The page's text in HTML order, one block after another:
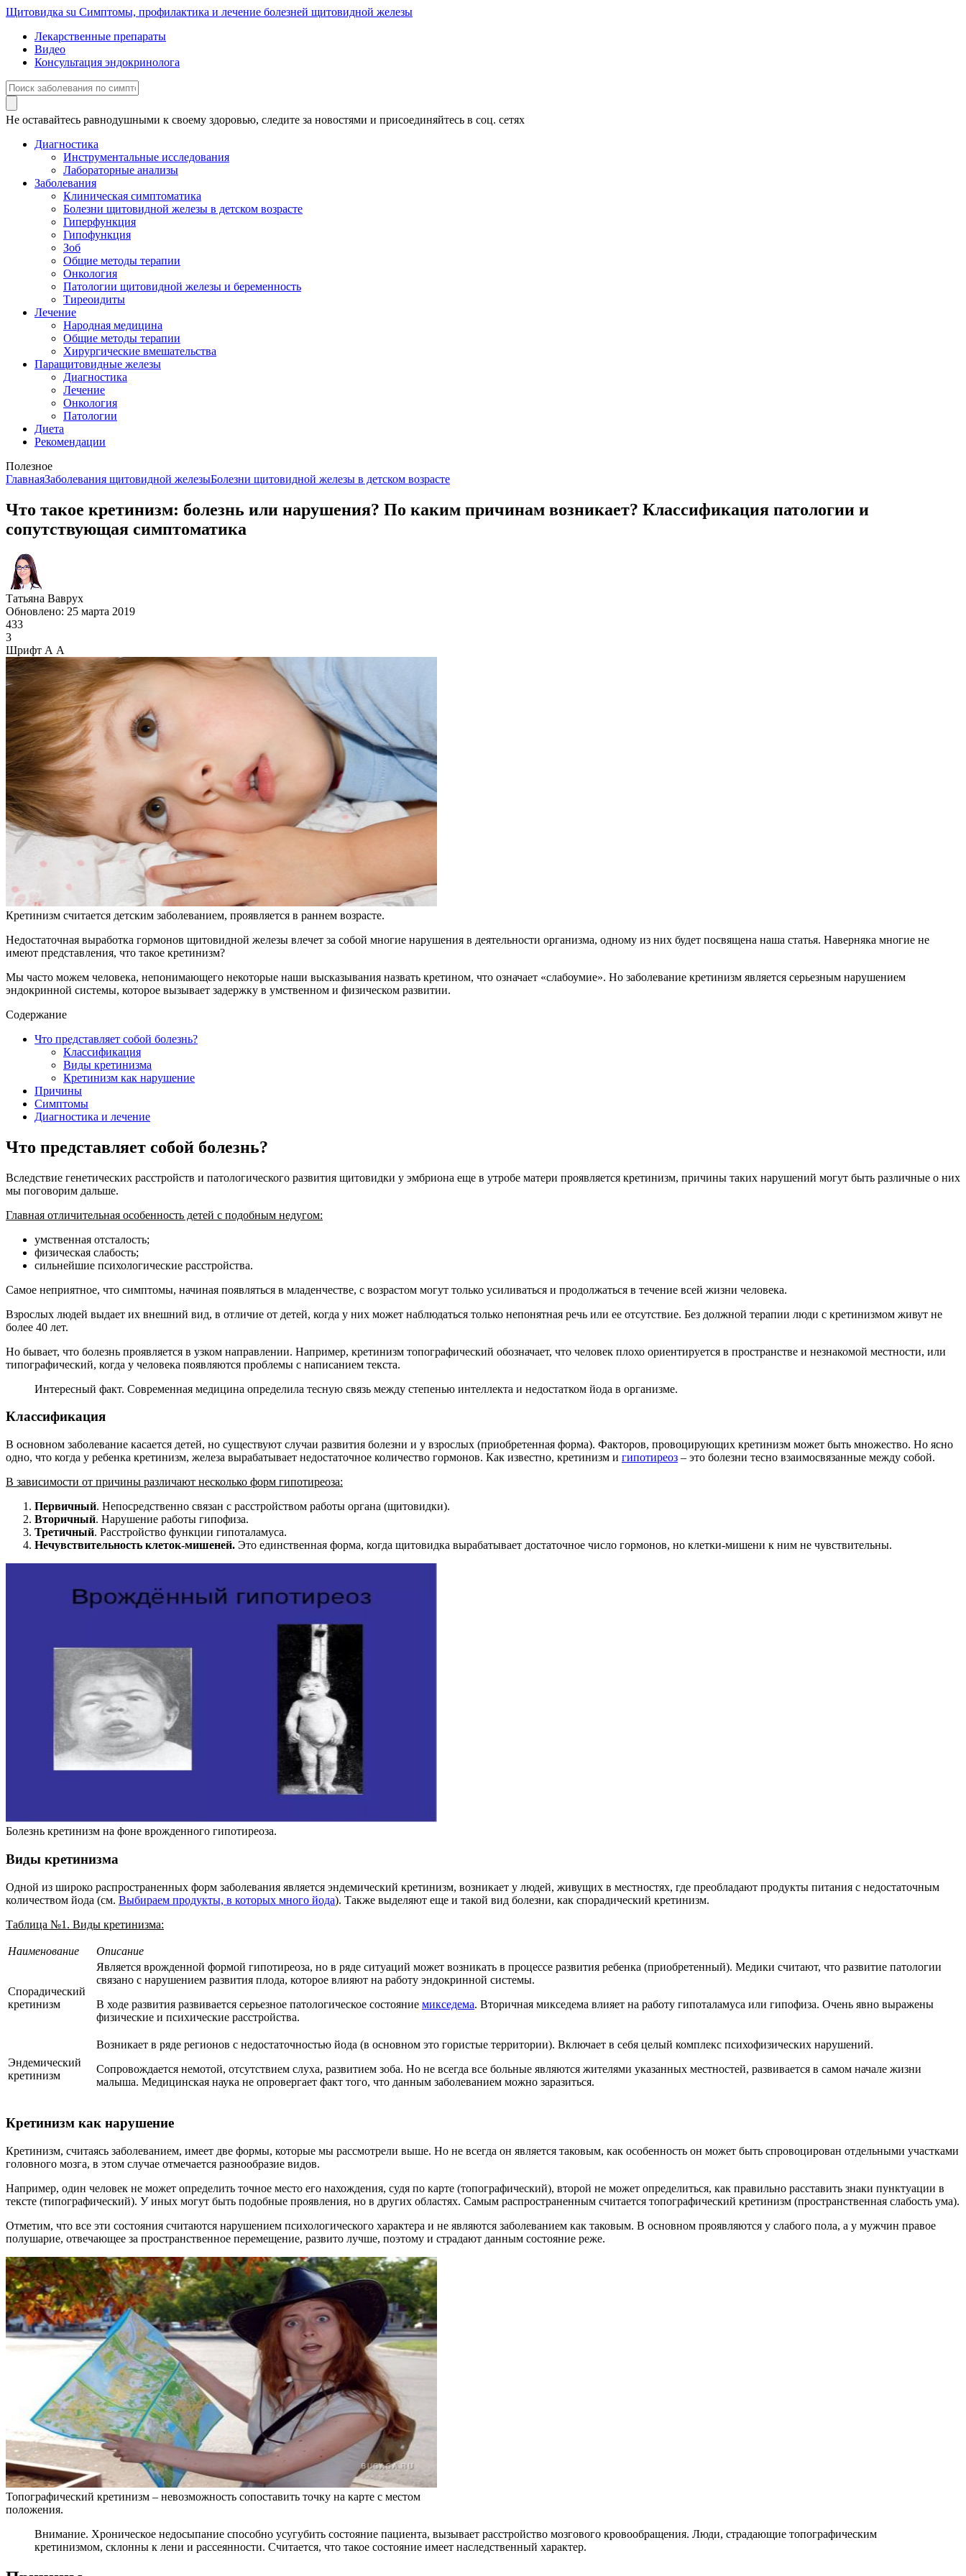
Щитовидка su Симптомы, профилактика и лечение болезней щитовидной железы
Лекарственные препараты
Видео
Консультация эндокринолога
Не оставайтесь равнодушными к своему здоровью, следите за новостями и присоединяйтесь в соц. сетях
Диагностика
Инструментальные исследования
Лабораторные анализы
Заболевания
Клиническая симптоматика
Болезни щитовидной железы в детском возрасте
Гиперфункция
Гипофункция
Зоб
Общие методы терапии
Онкология
Патологии щитовидной железы и беременность
Тиреоидиты
Лечение
Народная медицина
Общие методы терапии
Хирургические вмешательства
Паращитовидные железы
Диагностика
Лечение
Онкология
Патологии
Диета
Рекомендации
Полезное
ГлавнаяЗаболевания щитовидной железыБолезни щитовидной железы в детском возрасте
Что такое кретинизм: болезнь или нарушения? По каким причинам возникает? Классификация патологии и
сопутствующая симптоматика
Татьяна Ваврух
Обновлено: 25 марта 2019
433
3
Шрифт А А
Кретинизм считается детским заболеванием, проявляется в раннем возрасте.
Недостаточная выработка гормонов щитовидной железы влечет за собой многие нарушения в деятельности организма, одному из них будет посвящена наша статья. Наверняка многие не
имеют представления, что такое кретинизм?
Мы часто можем человека, непонимающего некоторые наши высказывания назвать кретином, что означает «слабоумие». Но заболевание кретинизм является серьезным нарушением
эндокринной системы, которое вызывает задержку в умственном и физическом развитии.
Содержание
Что представляет собой болезнь?
Классификация
Виды кретинизма
Кретинизм как нарушение
Причины
Симптомы
Диагностика и лечение
Что представляет собой болезнь?
Вследствие генетических расстройств и патологического развития щитовидки у эмбриона еще в утробе матери проявляется кретинизм, причины таких нарушений могут быть различные о них
мы поговорим дальше.
Главная отличительная особенность детей с подобным недугом:
умственная отсталость;
физическая слабость;
сильнейшие психологические расстройства.
Самое неприятное, что симптомы, начиная появляться в младенчестве, с возрастом могут только усиливаться и продолжаться в течение всей жизни человека.
Взрослых людей выдает их внешний вид, в отличие от детей, когда у них может наблюдаться только непонятная речь или ее отсутствие. Без должной терапии люди с кретинизмом живут не
более 40 лет.
Но бывает, что болезнь проявляется в узком направлении. Например, кретинизм топографический обозначает, что человек плохо ориентируется в пространстве и незнакомой местности, или
типографический, когда у человека появляются проблемы с написанием текста.
Интересный факт. Современная медицина определила тесную связь между степенью интеллекта и недостатком йода в организме.
Классификация
В основном заболевание касается детей, но существуют случаи развития болезни и у взрослых (приобретенная форма). Факторов, провоцирующих кретинизм может быть множество. Но ясно
одно, что когда у ребенка кретинизм, железа вырабатывает недостаточное количество гормонов. Как известно, кретинизм и гипотиреоз – это болезни тесно взаимосвязанные между собой.
В зависимости от причины различают несколько форм гипотиреоза:
Первичный. Непосредственно связан с расстройством работы органа (щитовидки).
Вторичный. Нарушение работы гипофиза.
Третичный. Расстройство функции гипоталамуса.
Нечувствительность клеток-мишеней. Это единственная форма, когда щитовидка вырабатывает достаточное число гормонов, но клетки-мишени к ним не чувствительны.
Болезнь кретинизм на фоне врожденного гипотиреоза.
Виды кретинизма
Одной из широко распространенных форм заболевания является эндемический кретинизм, возникает у людей, живущих в местностях, где преобладают продукты питания с недостаточным
количеством йода (см. Выбираем продукты, в которых много йода). Также выделяют еще и такой вид болезни, как спорадический кретинизм.
Таблица №1. Виды кретинизма:
Наименование Описание
Спорадический
кретинизм
Является врожденной формой гипотиреоза, но в ряде ситуаций может возникать в процессе развития ребенка (приобретенный). Медики считают, что развитие патологии
связано с нарушением развития плода, которое влияют на работу эндокринной системы.
В ходе развития развивается серьезное патологическое состояние микседема. Вторичная микседема влияет на работу гипоталамуса или гипофиза. Очень явно выражены
физические и психические расстройства.
Эндемический
кретинизм
Возникает в ряде регионов с недостаточностью йода (в основном это гористые территории). Включает в себя целый комплекс психофизических нарушений.
Сопровождается немотой, отсутствием слуха, развитием зоба. Но не всегда все больные являются жителями указанных местностей, развивается в самом начале жизни
малыша. Медицинская наука не опровергает факт того, что данным заболеванием можно заразиться.
Кретинизм как нарушение
Кретинизм, считаясь заболеванием, имеет две формы, которые мы рассмотрели выше. Но не всегда он является таковым, как особенность он может быть спровоцирован отдельными участками
головного мозга, в этом случае отмечается разнообразие видов.
Например, один человек не может определить точное место его нахождения, судя по карте (топографический), второй не может определиться, как правильно расставить знаки пунктуации в
тексте (типографический). У иных могут быть подобные проявления, но в других областях. Самым распространенным считается топографический кретинизм (пространственная слабость ума).
Отметим, что все эти состояния считаются нарушением психологического характера и не являются заболеванием как таковым. В основном проявляются у слабого пола, а у мужчин правое
полушарие, отвечающее за пространственное перемещение, развито лучше, поэтому и страдают данным состояние реже.
Топографический кретинизм – невозможность сопоставить точку на карте с местом
положения.
Внимание. Хроническое недосыпание способно усугубить состояние пациента, вызывает расстройство мозгового кровообращения. Люди, страдающие топографическим
кретинизмом, склонны к лени и рассеянности. Считается, что такое состояние имеет наследственный характер.